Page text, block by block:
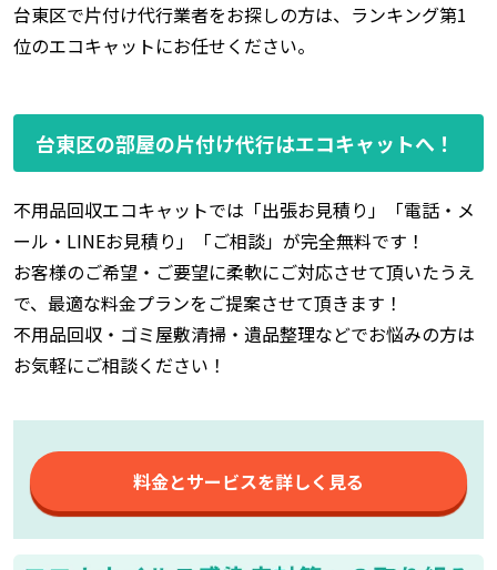
台東区で片付け代行業者をお探しの方は、ランキング第1
位のエコキャットにお任せください。
台東区の部屋の片付け代行はエコキャットへ！
不用品回収エコキャットでは「出張お見積り」「電話・メ
ール・LINEお見積り」「ご相談」が完全無料です！
お客様のご希望・ご要望に柔軟にご対応させて頂いたうえ
で、最適な料金プランをご提案させて頂きます！
不用品回収・ゴミ屋敷清掃・遺品整理などでお悩みの方は
お気軽にご相談ください！
料金とサービスを詳しく見る